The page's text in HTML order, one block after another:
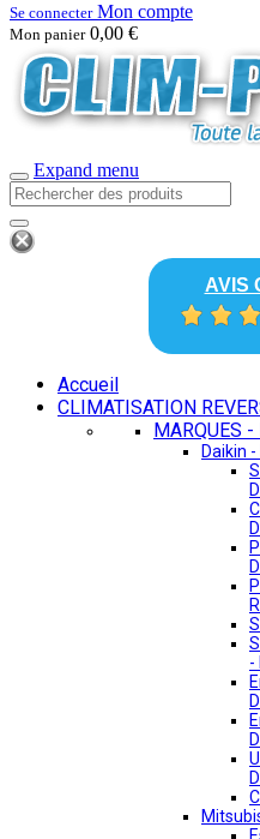
Se connecterMon compte
Mon panier 0,00 €
Expand menu
AVIS
Accueil
CLIMATISATION
MARQUES
Daikin
-